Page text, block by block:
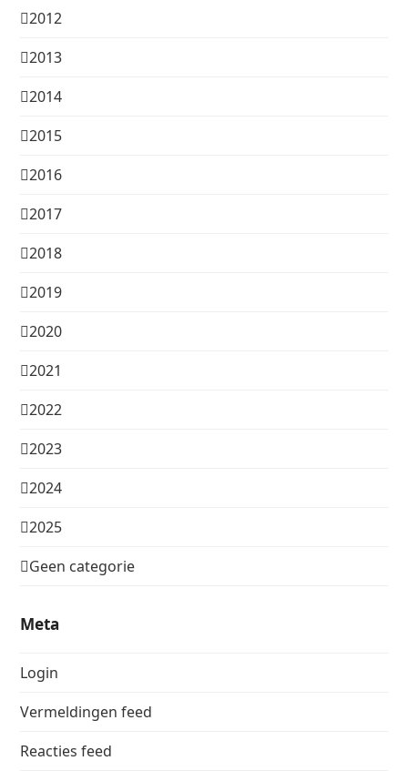
2012
2013
2014
2015
2016
2017
2018
2019
2020
2021
2022
2023
2024
2025
Geen categorie
Meta
Login
Vermeldingen feed
Reacties feed